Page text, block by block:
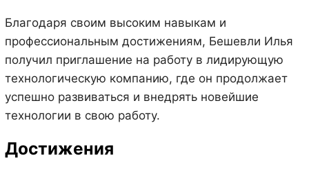
Благодаря своим высоким навыкам и
профессиональным достижениям, Бешевли Илья
получил приглашение на работу в лидирующую
технологическую компанию, где он продолжает
успешно развиваться и внедрять новейшие
технологии в свою работу.
Достижения